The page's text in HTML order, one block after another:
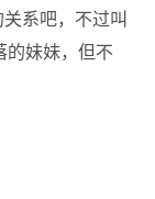
系吧，不过叫
的妹妹，但不